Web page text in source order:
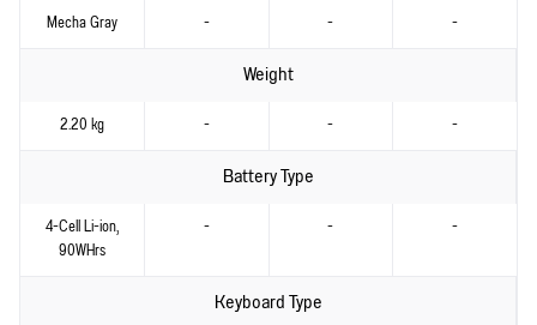
Mecha Gray - - -
Weight
2.20 kg - - -
Battery Type
4-Cell Li-ion,
90WHrs
- - -
Keyboard Type